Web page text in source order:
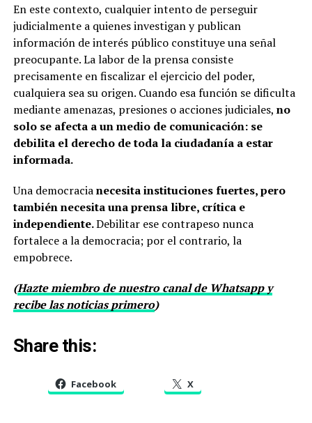
En este contexto, cualquier intento de perseguir
judicialmente a quienes investigan y publican
información de interés público constituye una señal
preocupante. La labor de la prensa consiste
precisamente en fiscalizar el ejercicio del poder,
cualquiera sea su origen. Cuando esa función se dificulta
mediante amenazas, presiones o acciones judiciales, no
solo se afecta a un medio de comunicación: se
debilita el derecho de toda la ciudadanía a estar
informada.
Una democracianecesita instituciones fuertes, pero
también necesita una prensa libre, crítica e
independiente.Debilitar ese contrapeso nunca
fortalece a la democracia; por el contrario, la
empobrece.
(Hazte miembro de nuestro canal de Whatsapp y
recibe las noticias primero)
Share this:
Facebook X